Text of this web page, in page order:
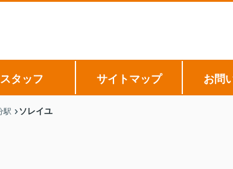
スタッフ サイトマップ お問
駅 ソレイユ